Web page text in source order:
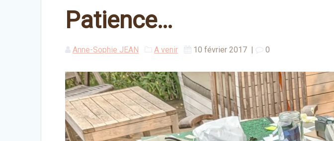
Patience…
Anne-Sophie JEAN A venir 10 février 2017 | 0